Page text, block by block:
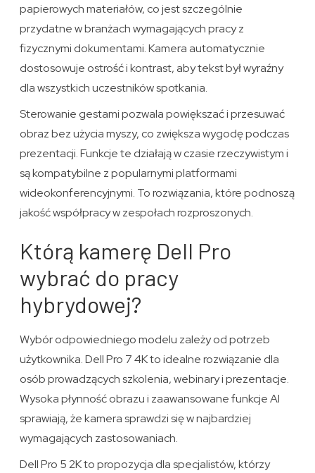
papierowych materiałów, co jest szczególnie
przydatne w branżach wymagających pracy z
fizycznymi dokumentami. Kamera automatycznie
dostosowuje ostrość i kontrast, aby tekst był wyraźny
dla wszystkich uczestników spotkania.
Sterowanie gestami pozwala powiększać i przesuwać
obraz bez użycia myszy, co zwiększa wygodę podczas
prezentacji. Funkcje te działają w czasie rzeczywistym i
są kompatybilne z popularnymi platformami
wideokonferencyjnymi. To rozwiązania, które podnoszą
jakość współpracy w zespołach rozproszonych.
Którą kamerę Dell Pro
wybrać do pracy
hybrydowej?
Wybór odpowiedniego modelu zależy od potrzeb
użytkownika. Dell Pro 7 4K to idealne rozwiązanie dla
osób prowadzących szkolenia, webinary i prezentacje.
Wysoka płynność obrazu i zaawansowane funkcje AI
sprawiają, że kamera sprawdzi się w najbardziej
wymagających zastosowaniach.
Dell Pro 5 2K to propozycja dla specjalistów, którzy